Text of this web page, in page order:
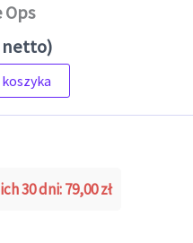
Ops
30 dni:79,00zł